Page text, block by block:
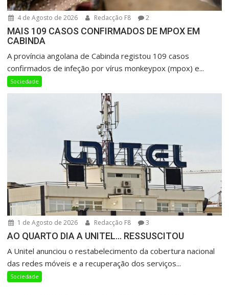
4 de Agosto de 2026 Redacção F8 2
MAIS 109 CASOS CONFIRMADOS DE MPOX EM
CABINDA
A província angolana de Cabinda registou 109 casos
confirmados de infeção por vírus monkeypox (mpox) e...
Sociedade
1 de Agosto de 2026 Redacção F8 3
AO QUARTO DIA A UNITEL… RESSUSCITOU
A Unitel anunciou o restabelecimento da cobertura nacional
das redes móveis e a recuperação dos serviços...
Sociedade